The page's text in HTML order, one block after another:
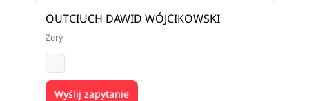
OUTCIUCH DAWID WÓJCIKOWSKI
Żory
Wyślij zapytanie